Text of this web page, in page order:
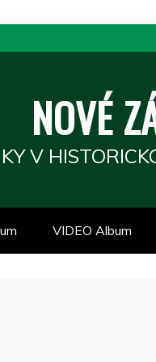
NOVÉ
V
VIDEO Album